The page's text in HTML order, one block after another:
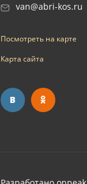
van@abri-kos.ru
Посмотреть на карте
Карта сайта